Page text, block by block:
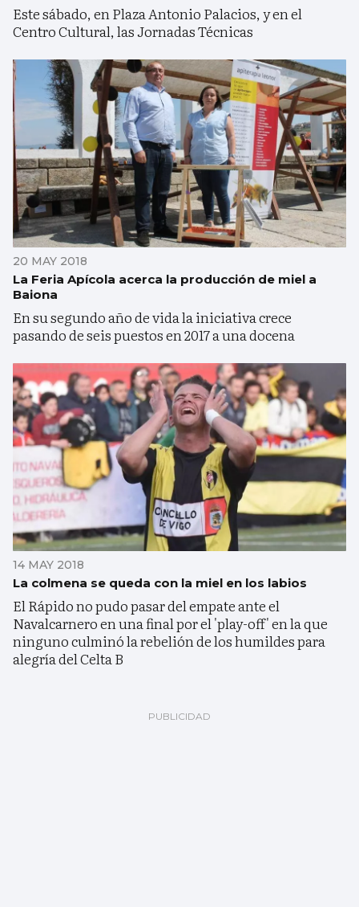
Este sábado, en Plaza Antonio Palacios, y en el
Centro Cultural, las Jornadas Técnicas
20 MAY 2018
La Feria Apícola acerca la producción de miel a
Baiona
En su segundo año de vida la iniciativa crece
pasando de seis puestos en 2017 a una docena
14 MAY 2018
La colmena se queda con la miel en los labios
El Rápido no pudo pasar del empate ante el
Navalcarnero en una final por el 'play-off' en la que
ninguno culminó la rebelión de los humildes para
alegría del Celta B